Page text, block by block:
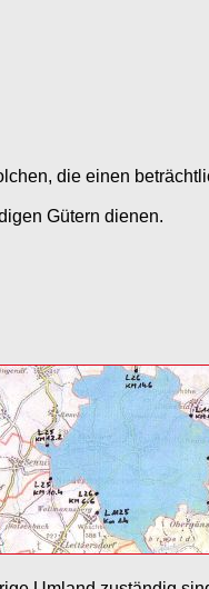
die einen
Gütern dienen.